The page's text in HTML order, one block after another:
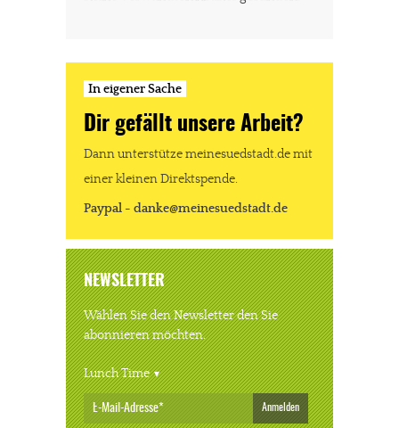
In eigener Sache
Dir gefällt unsere Arbeit?
Dann unterstütze meinesuedstadt.de mit
einer kleinen Direktspende.
Paypal - danke@meinesuedstadt.de
NEWSLETTER
Wählen Sie den Newsletter den Sie
abonnieren möchten.
Lunch Time
Anmelden